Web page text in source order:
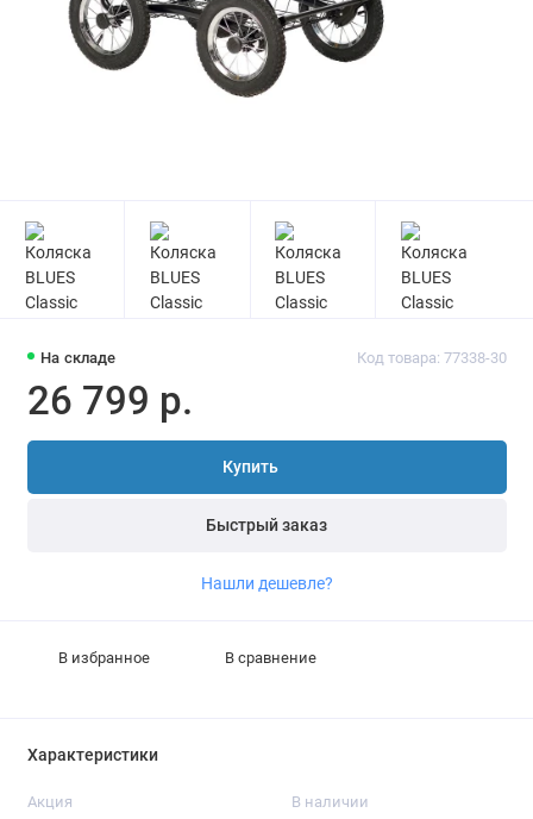
На складе Код товара: 77338-30
26 799 р.
Купить
Быстрый заказ
Нашли дешевле?
В избранное В сравнение
Характеристики
Акция В наличии